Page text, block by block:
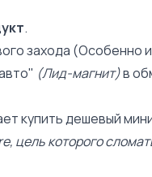
.
захода (Особенно
(Лид-магнит)в
купить дешевый
цель которого